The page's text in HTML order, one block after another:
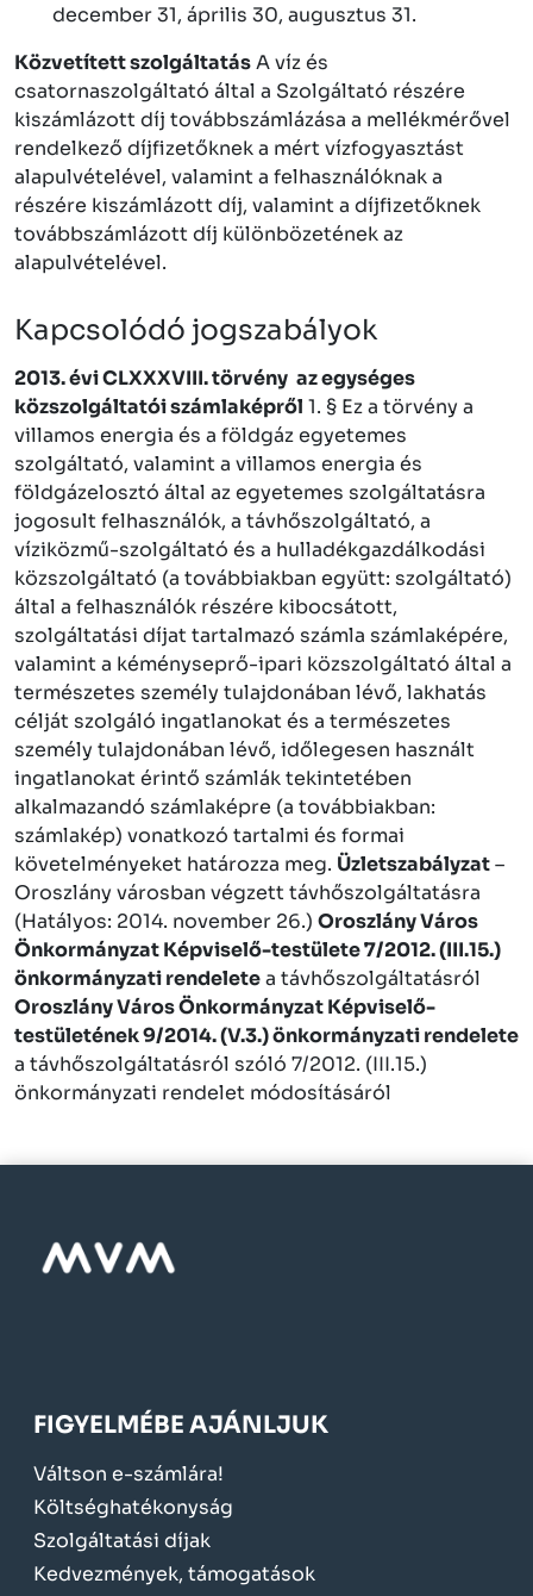
december 31, április 30, augusztus 31.
Közvetített szolgáltatásA víz és
csatornaszolgáltató által a Szolgáltató részére
kiszámlázott díj továbbszámlázása a mellékmérővel
rendelkező díjfizetőknek a mért vízfogyasztást
alapulvételével, valamint a felhasználóknak a
részére kiszámlázott díj, valamint a díjfizetőknek
továbbszámlázott díj különbözetének az
alapulvételével.
Kapcsolódó jogszabályok
2013. évi CLXXXVIII. törvény az egységes
közszolgáltatói számlaképről 1. § Ez a törvény a
villamos energia és a földgáz egyetemes
szolgáltató, valamint a villamos energia és
földgázelosztó által az egyetemes szolgáltatásra
jogosult felhasználók, a távhőszolgáltató, a
víziközmű-szolgáltató és a hulladékgazdálkodási
közszolgáltató (a továbbiakban együtt: szolgáltató)
által a felhasználók részére kibocsátott,
szolgáltatási díjat tartalmazó számla számlaképére,
valamint a kéményseprő-ipari közszolgáltató által a
természetes személy tulajdonában lévő, lakhatás
célját szolgáló ingatlanokat és a természetes
személy tulajdonában lévő, időlegesen használt
ingatlanokat érintő számlák tekintetében
alkalmazandó számlaképre (a továbbiakban:
számlakép) vonatkozó tartalmi és formai
követelményeket határozza meg. Üzletszabályzat–
Oroszlány városban végzett távhőszolgáltatásra
(Hatályos: 2014. november 26.) Oroszlány Város
Önkormányzat Képviselő-testülete 7/2012. (III.15.)
önkormányzati rendeletea távhőszolgáltatásról
Oroszlány Város Önkormányzat Képviselő-
testületének 9/2014. (V.3.) önkormányzati rendelete
a távhőszolgáltatásról szóló 7/2012. (III.15.)
önkormányzati rendelet módosításáról
FIGYELMÉBE AJÁNLJUK
Váltson e-számlára!
Költséghatékonyság
Szolgáltatási díjak
Kedvezmények, támogatások